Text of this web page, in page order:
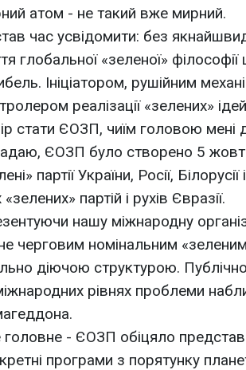
атом - не такий вже мирний.
час усвідомити: без
глобальної «зеленої» філософії
Ініціатором, рушійним
реалізації «зелених»
стати ЄОЗП, чиїм головою мені
ЄОЗП було створено 5
партії України, Росії,
«зелених» партій і рухів Євразії.
нашу міжнародну
черговим номінальним
діючою структурою.
рівнях проблеми
- ЄОЗП обіцяло
програми з порятунку